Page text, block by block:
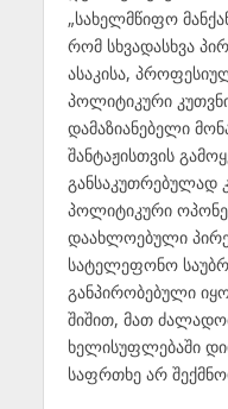
„სახელმწიფო
რომ სხვადასხვა
ასაკისა,
პოლიტიკური
დამაზიანებელი
შანტაჟისთვის
პოლიტიკური
დაახლოებული
სატელეფონო
განპირობებული
შიშით, მათ
ხელისუფლებაში
საფრთხე არ